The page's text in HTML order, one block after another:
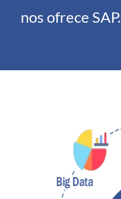
nos ofrece SAP.